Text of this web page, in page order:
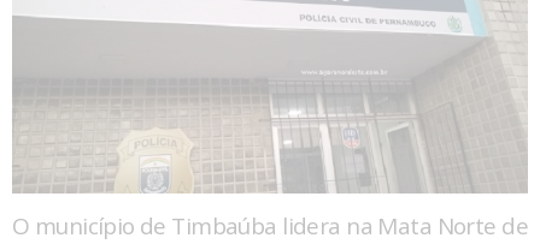
O município de Timbaúba lidera na Mata Norte de